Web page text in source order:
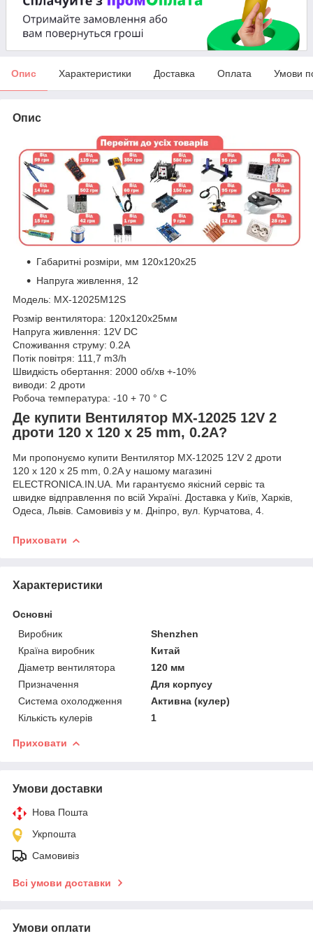
Опис Характеристики Доставка Оплата Умови
Опис
Габаритні розміри, мм 120x120x25
Напруга живлення, 12
Модель: MX-12025M12S
Розмір вентилятора: 120x120x25мм
Напруга живлення: 12V DC
Споживання струму: 0.2A
Потік повітря: 111,7 m3/h
Швидкість обертання: 2000 об/хв +-10%
виводи: 2 дроти
Робоча температура: -10 + 70 ° C
Де купити Вентилятор MX-12025 12V 2
дроти 120 x 120 x 25 mm, 0.2A?
Ми пропонуємо купити Вентилятор MX-12025 12V 2 дроти
120 x 120 x 25 mm, 0.2A у нашому магазині
ELECTRONICA.IN.UA. Ми гарантуємо якісний сервіс та
швидке відправлення по всій Україні. Доставка у Київ, Харків,
Одеса, Львів. Самовивіз у м. Дніпро, вул. Курчатова, 4.
Приховати
Характеристики
Основні
Виробник
Shenzhen
Країна виробник
Китай
Діаметр вентилятора
120 мм
Призначення
Для корпусу
Система охолодження
Активна (кулер)
Кількість кулерів
1
Приховати
Умови доставки
Нова Пошта
Укрпошта
Самовивіз
Всі умови доставки
Умови оплати